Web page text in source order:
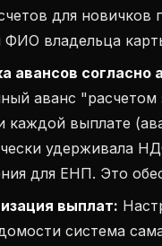
для новичков
ФИО владельца
авансов согласно
аванс "расчетом
каждой выплате
удерживала
для ЕНП. Это
выплат:
система